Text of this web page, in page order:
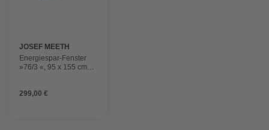
JOSEF MEETH
FENSTER UND
TÜREN
Energiespar-Fenster
»76/3 «, 95 x 155 cm
299,00 €